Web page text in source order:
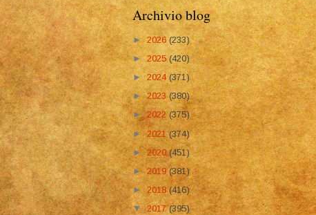
Archivio blog
► 2026(233)
►2025(420)
►2024 (371)
►2023(380)
►2022 (375)
►2021(374)
►2020(451)
►2019(381)
►2018(416)
▼2017(395)